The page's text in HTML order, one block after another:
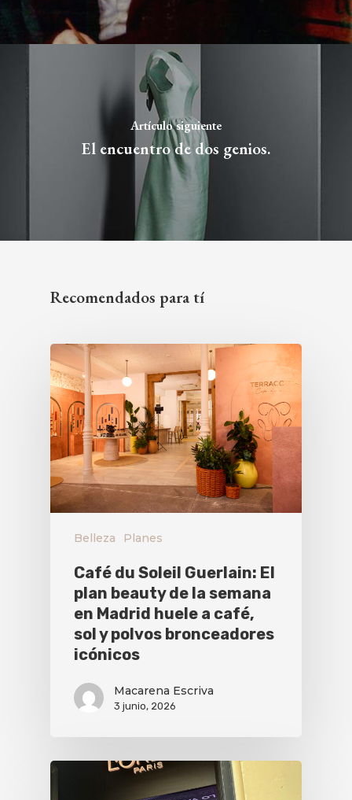
Artículo siguiente
El encuentro de dos genios.
Recomendados para tí
Belleza Planes
Café du Soleil Guerlain: El
plan beauty de la semana
en Madrid huele a café,
sol y polvos bronceadores
icónicos
Macarena Escriva
3 junio, 2026